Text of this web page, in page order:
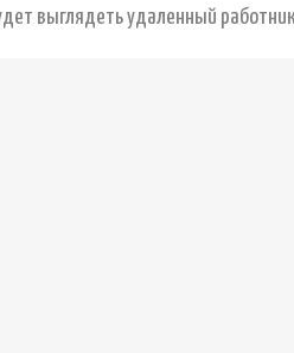
выглядеть удаленный